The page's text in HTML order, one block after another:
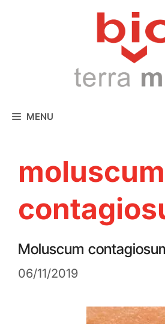
MENU
moluscum
Moluscum
06/11/2019